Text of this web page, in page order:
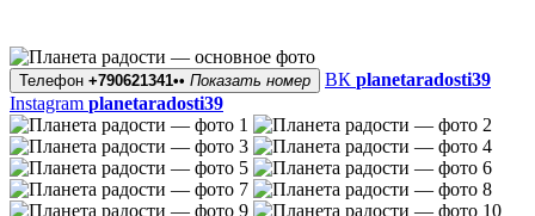
Телефон +790621341•• Показать номер ВК planetaradosti39
Instagram planetaradosti39